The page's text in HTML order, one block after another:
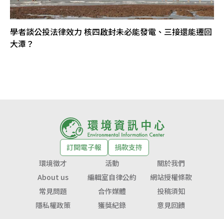
學者談公投法律效力 核四啟封未必能發電、三接還能遷回
大潭？
訂閱電子報
捐款支持
環境徵才
活動
關於我們
About us
編輯室自律公約
網站授權條款
常見問題
合作媒體
投稿須知
隱私權政策
獲獎紀錄 意見回饋